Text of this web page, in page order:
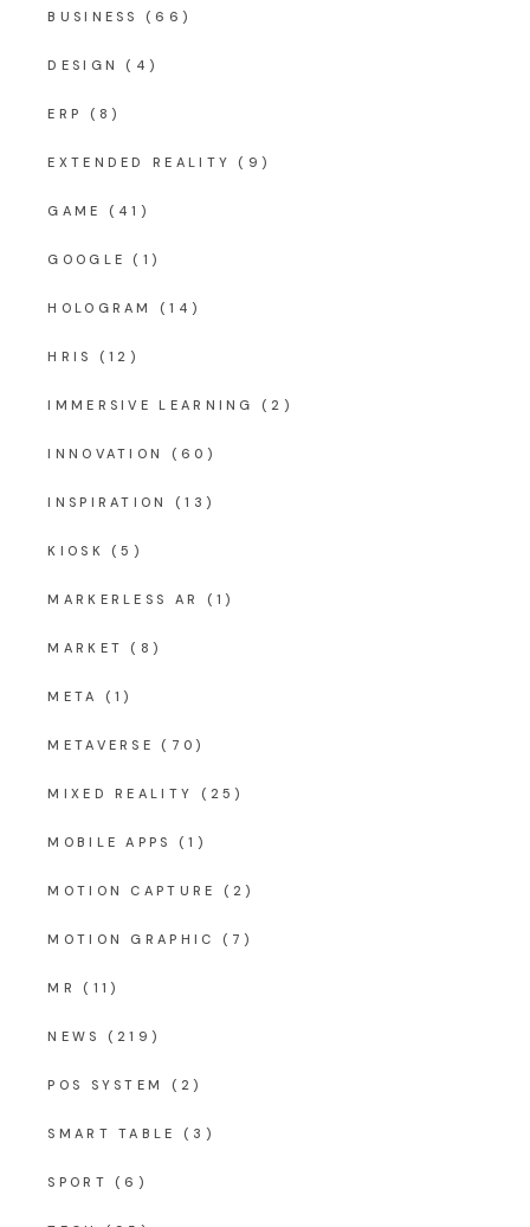
BUSINESS (66)
DESIGN (4)
ERP (8)
EXTENDED REALITY (9)
GAME (41)
GOOGLE (1)
HOLOGRAM (14)
HRIS (12)
IMMERSIVE LEARNING (2)
INNOVATION (60)
INSPIRATION (13)
KIOSK (5)
MARKERLESS AR (1)
MARKET (8)
META (1)
METAVERSE (70)
MIXED REALITY (25)
MOBILE APPS (1)
MOTION CAPTURE (2)
MOTION GRAPHIC (7)
MR (11)
NEWS (219)
POS SYSTEM (2)
SMART TABLE (3)
SPORT (6)